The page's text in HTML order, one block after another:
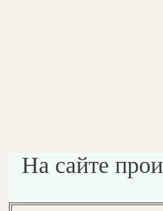
На сайте